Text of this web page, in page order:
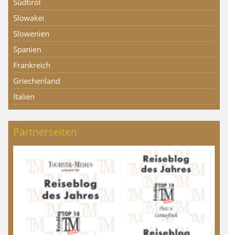
Südtirol
Slowakei
Slowenien
Spanien
Frankreich
Griechenland
Italien
Partnerseiten